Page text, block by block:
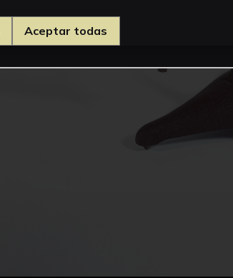
Aceptar todas